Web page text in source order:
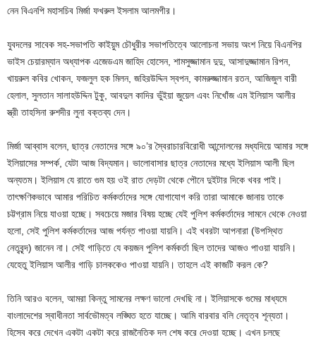
নেন বিএনপি মহাসচিব মির্জা ফখরুল ইসলাম আলমগীর।
যুবদলের সাবেক সহ-সভাপতি কাইয়ুম চৌধুরীর সভাপতিত্বে আলোচনা সভায় অংশ নিয়ে বিএনপির
ভাইস চেয়ারম্যান অধ্যাপক এজেডএম জাহিদ হোসেন, শামসুজ্জামান দুদু, আসাদুজ্জামান রিপন,
খায়রুল কবির খোকন, ফজলুল হক মিলন, জহিরউদ্দিন স্বপন, কামরুজ্জামান রতন, আজিজুল বারী
হেলাল, সুলতান সালাহউদ্দিন টুকু, আবদুল কাদির ভুঁইয়া জুয়েল এবং নিখোঁজ এম ইলিয়াস আলীর
স্ত্রী তাহসিনা রুশদীর লুনা বক্তব্য দেন।
মির্জা আব্বাস বলেন, ছাত্র নেতাদের সঙ্গে ৯০’র স্বৈরাচারবিরোধী আন্দোলনের মধ্যদিয়ে আমার সঙ্গে
ইলিয়াসের সম্পর্ক, যেটা আজ বিদ্যমান। ভালোবাসার ছাত্র নেতাদের মধ্যে ইলিয়াস আলী ছিল
অন্যতম। ইলিয়াস যে রাতে গুম হয় ওই রাত দেড়টা থেকে পৌনে দুইটার দিকে খবর পাই।
তাৎক্ষণিকভাবে আমার পরিচিত কর্মকর্তাদের সঙ্গে যোগাযোগ করি তারা আমাকে জানায় তাকে
চট্টগ্রাম নিয়ে যাওয়া হচ্ছে। সবচেয়ে মজার বিষয় হচ্ছে যেই পুলিশ কর্মকর্তাদের সামনে থেকে নেওয়া
হলো, সেই পুলিশ কর্মকর্তাদের আজ পর্যন্ত পাওয়া যায়নি। এই খবরটা আপনারা (উপস্থিত
নেতৃবৃন্দ) জানেন না। সেই গাড়িতে যে কয়জন পুলিশ কর্মকর্তা ছিল তাদের আজও পাওয়া যায়নি।
যেহেতু ইলিয়াস আলীর গাড়ি চালককেও পাওয়া যায়নি। তাহলে এই কাজটি করল কে?
তিনি আরও বলেন, আমরা কিন্তু সামনের লক্ষণ ভালো দেখছি না। ইলিয়াসকে গুমের মাধ্যমে
বাংলাদেশের স্বাধীনতা সার্বভৌমত্ব লঙ্ঘিত হতে যাচ্ছে। আমি বারবার বলি নেতৃত্ব শূন্যতা।
হিসেব করে দেখেন একটা একটা করে রাজনৈতিক দল শেষ করে দেওয়া হচ্ছে। এখন চলছে